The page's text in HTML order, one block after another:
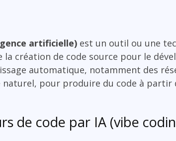
artificielle) est un outil ou une
création de code source pour le
automatique, notamment des
pour produire du code à partir
de code par IA (vibe